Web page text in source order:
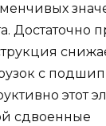
Достаточно
с
этот
сдвоенные